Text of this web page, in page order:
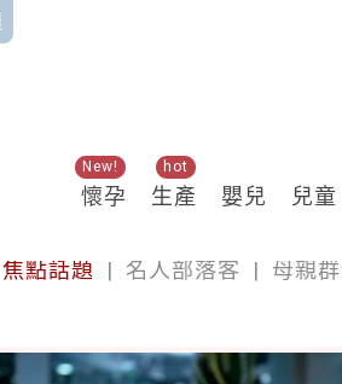
懷孕
New!
生產
hot
嬰兒 兒童
專欄
焦點話題 | 名人部落客 | 母親